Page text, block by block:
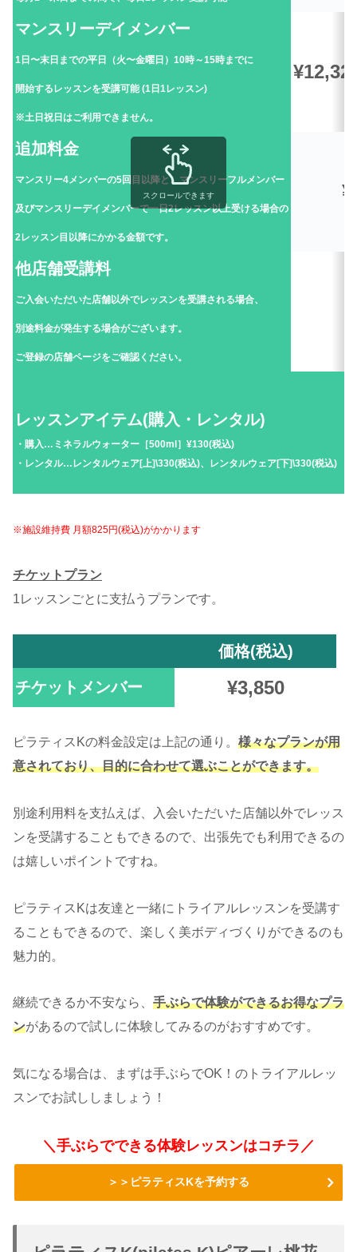
マンスリーデイメンバー
1日〜末日までの平日（火〜金曜日）10時～15時までに
開始するレッスンを受講可能 (1日1レッスン)
※土日祝日はご利用できません。
追加料金
マンスリー4メンバーの5回目以降と、マンスリーフルメンバー
及びマンスリーデイメンバーで一日2レッスン以上受ける場合の
2レッスン目以降にかかる金額です。
他店舗受講料
ご入会いただいた店舗以外でレッスンを受講される場合、
別途料金が発生する場合がございます。
ご登録の店舗ページをご確認ください。
レッスンアイテム(購入・レンタル)
・購入…ミネラルウォーター［500ml］¥130(税込)
・レンタル…レンタルウェア[上]\330(税込)、レンタルウェア[下]\330(税込)
スクロールできます
※施設維持費 月額825円(税込)がかかります
チケットプラン
1レッスンごとに支払うプランです。
価格(税込)
チケットメンバー ¥3,850
ピラティスKの料金設定は上記の通り。 様々なプランが用
意されており、目的に合わせて選ぶことができます。
別途利用料を支払えば、入会いただいた店舗以外でレッス
ンを受講することもできるので、出張先でも利用できるの
は嬉しいポイントですね。
ピラティスKは友達と一緒にトライアルレッスンを受講す
ることもできるので、楽しく美ボディづくりができるのも
魅力的。
継続できるか不安なら、 手ぶらで体験ができるお得なプラ
ンがあるので試しに体験してみるのがおすすめです。
気になる場合は、まずは手ぶらでOK！のトライアルレッ
スンでお試ししましょう！
＼手ぶらでできる体験レッスンはコチラ／
＞＞ピラティスKを予約する